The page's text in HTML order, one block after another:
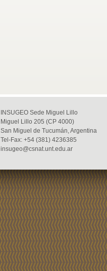
INSUGEO Sede Miguel Lillo
Miguel Lillo 205 (CP 4000)
San Miguel de Tucumán, Argentina
Tel-Fax: +54 (381) 4236385
insugeo@csnat.unt.edu.ar